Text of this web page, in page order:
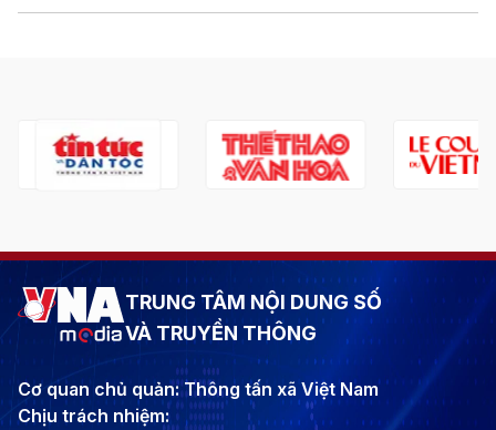
TRUNG TÂM NỘI DUNG SỐ
VÀ TRUYỀN THÔNG
Cơ quan chủ quản: Thông tấn xã Việt Nam
Chịu trách nhiệm: